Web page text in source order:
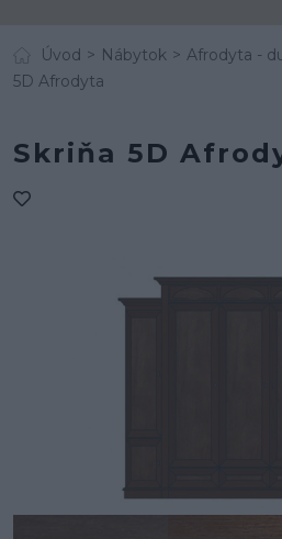
Úvod Nábytok Afrodyta -
5D Afrodyta
Skriňa 5D